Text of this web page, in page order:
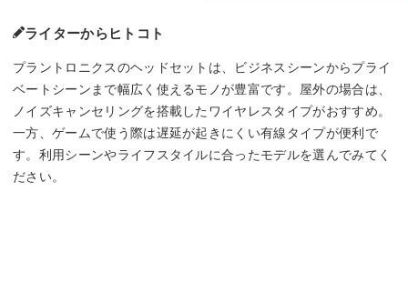
ライターからヒトコト
プラントロニクスのヘッドセットは、ビジネスシーンからプライ
ベートシーンまで幅広く使えるモノが豊富です。屋外の場合は、
ノイズキャンセリングを搭載したワイヤレスタイプがおすすめ。
一方、ゲームで使う際は遅延が起きにくい有線タイプが便利で
す。利用シーンやライフスタイルに合ったモデルを選んでみてく
ださい。